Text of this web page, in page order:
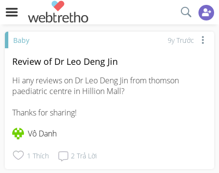
Baby 9y Trước
Review of Dr Leo Deng Jin
Hi any reviews on Dr Leo Deng Jin from thomson
paediatric centre in Hillion Mall?
Thanks for sharing!
Vô Danh
1 Thích 2 Trả Lời